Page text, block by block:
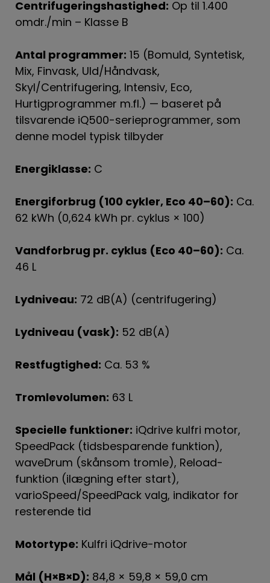
Centrifugeringshastighed: Op til 1.400
omdr./min – Klasse B
Antal programmer: 15 (Bomuld, Syntetisk,
Mix, Finvask, Uld/Håndvask,
Skyl/Centrifugering, Intensiv, Eco,
Hurtigprogrammer m.fl.) — baseret på
tilsvarende iQ500-serieprogrammer, som
denne model typisk tilbyder
Energiklasse: C
Energiforbrug (100 cykler, Eco 40–60): Ca.
62 kWh (0,624 kWh pr. cyklus × 100)
Vandforbrug pr. cyklus (Eco 40–60): Ca.
46 L
Lydniveau: 72 dB(A) (centrifugering)
Lydniveau (vask): 52 dB(A)
Restfugtighed: Ca. 53 %
Tromlevolumen: 63 L
Specielle funktioner: iQdrive kulfri motor,
SpeedPack (tidsbesparende funktion),
waveDrum (skånsom tromle), Reload-
funktion (ilægning efter start),
varioSpeed/SpeedPack valg, indikator for
resterende tid
Motortype: Kulfri iQdrive-motor
Mål (H×B×D): 84,8 × 59,8 × 59,0 cm